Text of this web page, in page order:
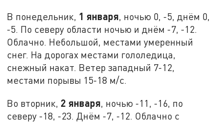
В понедельник, 1 января, ночью 0, -5, днём 0,
-5. По северу области ночью и днём -7, -12.
Облачно. Небольшой, местами умеренный
снег. На дорогах местами гололедица,
снежный накат. Ветер западный 7-12,
местами порывы 15-18 м/с.
Во вторник, 2 января, ночью -11, -16, по
северу -18, -23. Днём -7, -12. Облачно с